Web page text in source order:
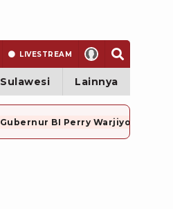
LIVESTREAM
Sulawesi Lainnya
Gubernur BI Perry Warjiyo Mundur